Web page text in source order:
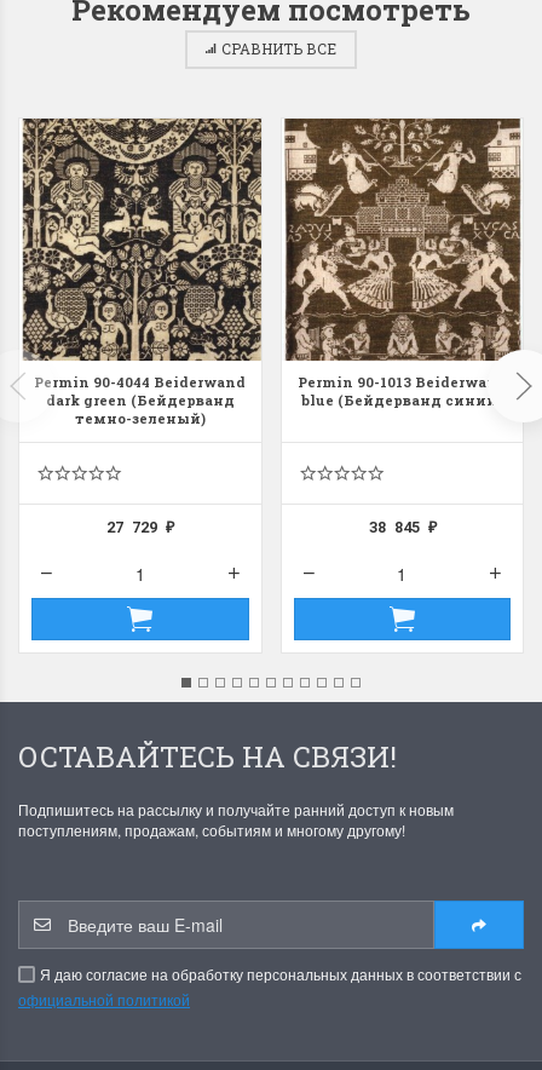
Dimensions 35231
Willow Swan
(Ива-лебедь)
Хороший набор
Отличный набор, канва,
нитки и схема, всё в
отличном состоянии.
Ларина Евгения
1 апреля 2026 14:55
13648USA
Bear and
(Белый
с
Красивый
Очень красивый
раритетный
комплектация
Ларина
Рекомендуем посмотреть
СРАВНИТЬ ВСЕ
Permin 90-4044 Beiderwand
dark green (Бейдерванд
темно-зеленый)
27 729₽
Permin 90-1013 Beiderwand
blue (Бейдерванд синий)
38 845 ₽
ОСТАВАЙТЕСЬ НА СВЯЗИ!
Подпишитесь на рассылку и получайте ранний доступ к новым
поступлениям, продажам, событиям и многому другому!
Я даю согласие на обработку персональных данных в соответствии с
официальной политикой